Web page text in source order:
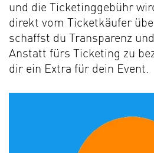
und die Ticketinggebühr
direkt vom Ticketkäufer
schaffst du Transparenz
Anstatt fürs Ticketing zu
dir ein Extra für dein Event.